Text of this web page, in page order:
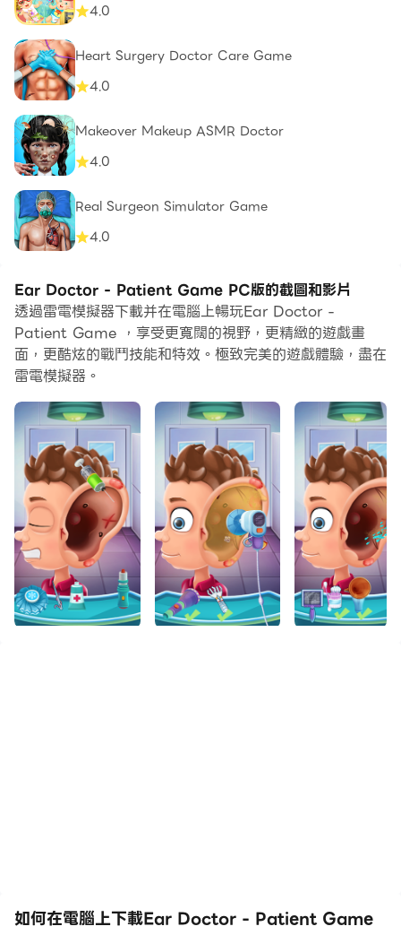
4.0
Heart Surgery Doctor Care Game
4.0
Makeover Makeup ASMR Doctor
4.0
Real Surgeon Simulator Game
4.0
Ear Doctor - Patient Game PC版的截圖和影片
透過雷電模擬器下載并在電腦上暢玩Ear Doctor -
Patient Game ，享受更寬闊的視野，更精緻的遊戲畫
面，更酷炫的戰鬥技能和特效。極致完美的遊戲體驗，盡在
雷電模擬器。
如何在電腦上下載Ear Doctor - Patient Game